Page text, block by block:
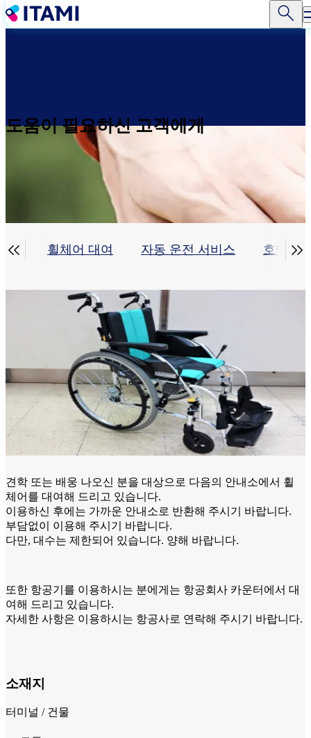
주
요
뛰
도움이 필요하신 고객에게
실 휠체어 대여 자동 운전 서비스 호텔
 
견학 또는 배웅 나오신 분을 대상으로 다음의 안내소에서 휠
체어를 대여해 드리고 있습니다.
이용하신 후에는 가까운 안내소로 반환해 주시기 바랍니다.
부담없이 이용해 주시기 바랍니다.
다만, 대수는 제한되어 있습니다. 양해 바랍니다.
또한 항공기를 이용하시는 분에게는 항공회사 카운터에서 대
여해 드리고 있습니다.
자세한 사항은 이용하시는 항공사로 연락해 주시기 바랍니다.
소재지
터미널 / 건물